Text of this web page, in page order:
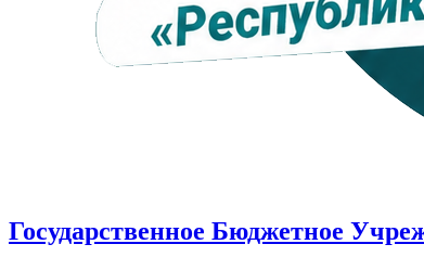
Государственное Бюджетное